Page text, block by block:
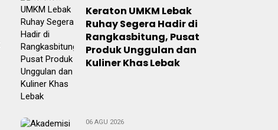
Keraton UMKM Lebak
Ruhay Segera Hadir di
Rangkasbitung, Pusat
Produk Unggulan dan
Kuliner Khas Lebak
06 AGU 2026